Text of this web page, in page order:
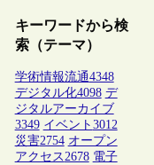
キーワードから検
索（テーマ）
学術情報流通4348
デジタル化4098 デ
ジタルアーカイブ
3349 イベント 3012
災害2754 オープン
アクセス2678 電子